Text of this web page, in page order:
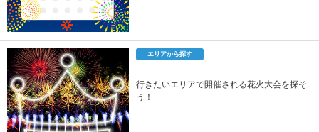
エリアから探す
行きたいエリアで開催される花火大会を探そ
う！